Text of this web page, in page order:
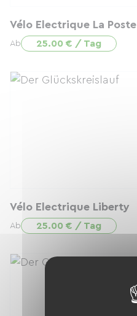
Vélo Electrique La Poste
Ab 25.00 € / Tag
Vélo Electrique Liberty
Ab 25.00 € / Tag